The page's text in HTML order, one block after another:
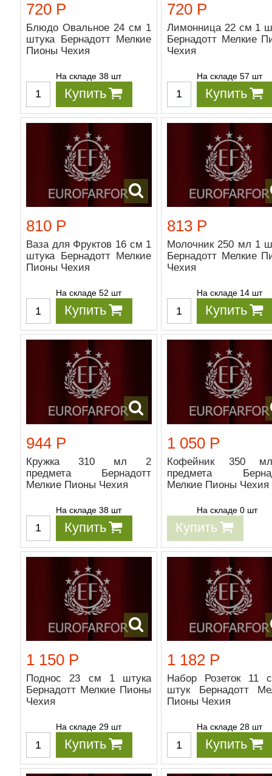
720 Р
Блюдо Овальное 24 см 1
штука Бернадотт Мелкие
Пионы Чехия
На складе 38 шт
Купить
720 Р
Лимонница 22 см 1
Бернадотт Мелкие
Чехия
На складе 57 шт
Купить
810 Р
Ваза для Фруктов 16 см 1
штука Бернадотт Мелкие
Пионы Чехия
На складе 52 шт
Купить
813 Р
Молочник 250 мл 1
Бернадотт Мелкие
Чехия
На складе 14 шт
Купить
944 Р
Кружка 310 мл 2
предмета Бернадотт
Мелкие Пионы Чехия
На складе 38 шт
Купить
1 050 Р
Кофейник 350
предмета
Мелкие Пионы Чехия
На складе 0 шт
Купить
1 150 Р
Поднос 23 см 1 штука
Бернадотт Мелкие Пионы
Чехия
На складе 29 шт
Купить
1 182 Р
Набор Розеток 11
штук Бернадотт
Пионы Чехия
На складе 28 шт
Купить